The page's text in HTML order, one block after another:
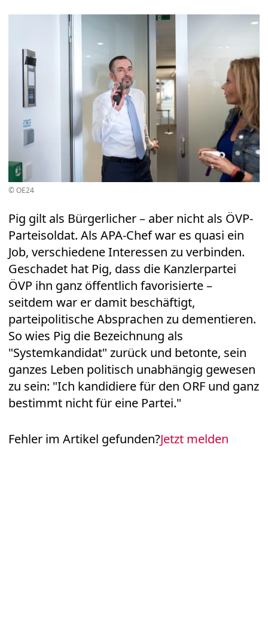
© OE24
Pig gilt als Bürgerlicher – aber nicht als ÖVP-
Parteisoldat. Als APA-Chef war es quasi ein
Job, verschiedene Interessen zu verbinden.
Geschadet hat Pig, dass die Kanzlerpartei
ÖVP ihn ganz öffentlich favorisierte –
seitdem war er damit beschäftigt,
parteipolitische Absprachen zu dementieren.
So wies Pig die Bezeichnung als
"Systemkandidat" zurück und betonte, sein
ganzes Leben politisch unabhängig gewesen
zu sein: "Ich kandidiere für den ORF und ganz
bestimmt nicht für eine Partei."
Fehler im Artikel gefunden?Jetzt melden